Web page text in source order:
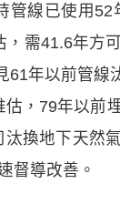
線已使用
，需41.6年
61年以前管
，79年以前
換地下天然
督導改善。